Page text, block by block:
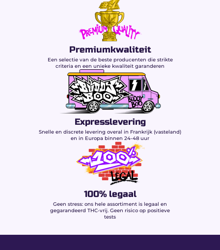
Goed om te weten:De totale afwezigheid
van THC vermindert het risico op een
positieve speekseltest aanzienlijk.
Premium uiterlijk &
Zwitserse indoor
kwaliteit
Visueel valt White Widow op door:
Dichte, lichtgroene toppenvolledig bedekt
met kristalwitte trichomen.
Overvloedige harsals teken van een hoge
terpeenrijkdom.
Optimale verpakkingdie versheid, textuur
en aromatische intensiteit behoudt.
Kenmerken van White
Widow CBD Buddy Boo
Premiumkwaliteit
Een selectie van de beste producenten die strikte
criteria en een unieke kwaliteit garanderen
Expresslevering
Snelle en discrete levering overal in Frankrijk (vasteland)
en in Europa binnen 24-48 uur
100% legaal
Geen stress: ons hele assortiment is legaal en
gegarandeerd THC-vrij. Geen risico op positieve
tests